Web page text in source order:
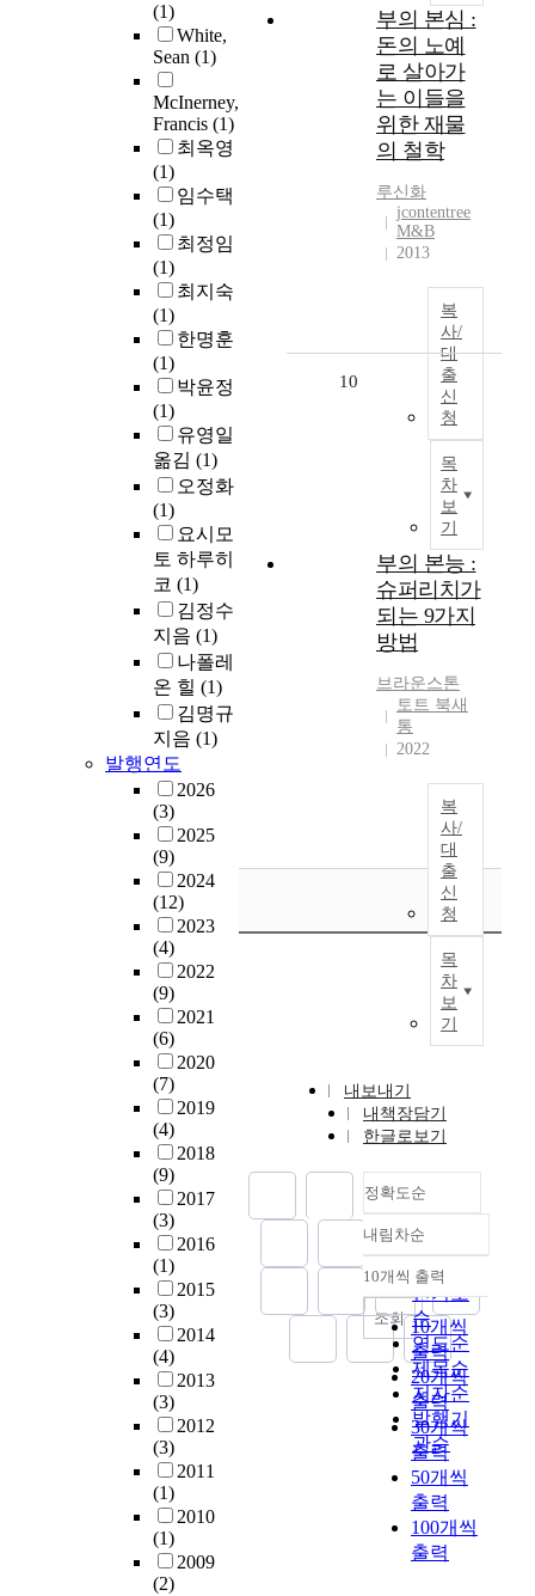
(1)
White,
Sean (1)
McInerney,
Francis (1)
최옥영
(1)
임수택
(1)
최정임
(1)
최지숙
(1)
한명훈
(1)
박윤정
(1)
유영일
옮김 (1)
오정화
(1)
요시모
토 하루히
코 (1)
김정수
지음 (1)
나폴레
온 힐 (1)
김명규
지음 (1)
발행연도
2026
(3)
2025
(9)
2024
(12)
2023
(4)
2022
(9)
2021
(6)
2020
(7)
2019
(4)
2018
(9)
2017
(3)
2016
(1)
2015
(3)
2014
(4)
2013
(3)
2012
(3)
2011
(1)
2010
(1)
2009
(2)
부의 본심 :
돈의 노예
로 살아가
는 이들을
위한 재물
의 철학
루신화
jcontentree
M&B
2013
복
사/
대
출
신
청
목
차
보
기
10
부의 본능 :
슈퍼리치가
되는 9가지
방법
브라운스톤
토트 북새
통
2022
복
사/
대
출
신
청
목
차
보
기
내보내기
내책장담기
한글로보기
정확도순
정확도
순
인기도
순
연도순
제목순
저자순
발행기
관순
내림차순
내림차순
10개씩 출력
10개씩
출력
20개씩
출력
30개씩
출력
50개씩
출력
100개씩
출력
조회